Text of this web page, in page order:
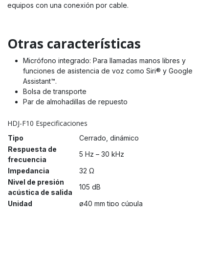
equipos con una conexión por cable.
Otras características
Micrófono integrado: Para llamadas manos libres y
funciones de asistencia de voz como Siri® y Google
Assistant™.
Bolsa de transporte
Par de almohadillas de repuesto
HDJ-F10 Especificaciones
Tipo
Cerrado, dinámico
Respuesta de
frecuencia
5 Hz – 30 kHz
Impedancia
32 Ω
Nivel de presión
acústica de salida
105 dB
Unidad
ø40 mm tipo cúpula